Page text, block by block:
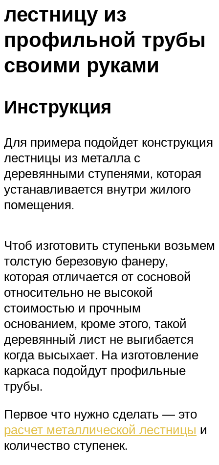
Меню
лестницу из
профильной трубы
своими руками
Инструкция
Для примера подойдет конструкция
лестницы из металла с
деревянными ступенями, которая
устанавливается внутри жилого
помещения.
Чтоб изготовить ступеньки возьмем
толстую березовую фанеру,
которая отличается от сосновой
относительно не высокой
стоимостью и прочным
основанием, кроме этого, такой
деревянный лист не выгибается
когда высыхает. На изготовление
каркаса подойдут профильные
трубы.
Первое что нужно сделать — это
расчет металлической лестницы и
количество ступенек.